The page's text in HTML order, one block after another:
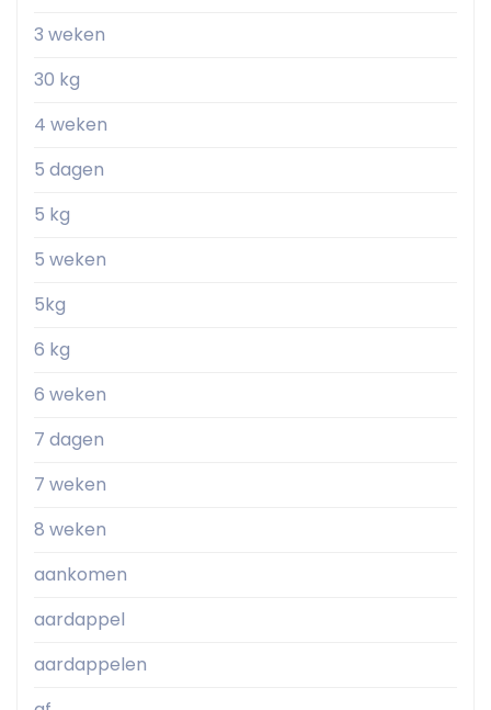
3 weken
30 kg
4 weken
5 dagen
5 kg
5 weken
5kg
6 kg
6 weken
7 dagen
7 weken
8 weken
aankomen
aardappel
aardappelen